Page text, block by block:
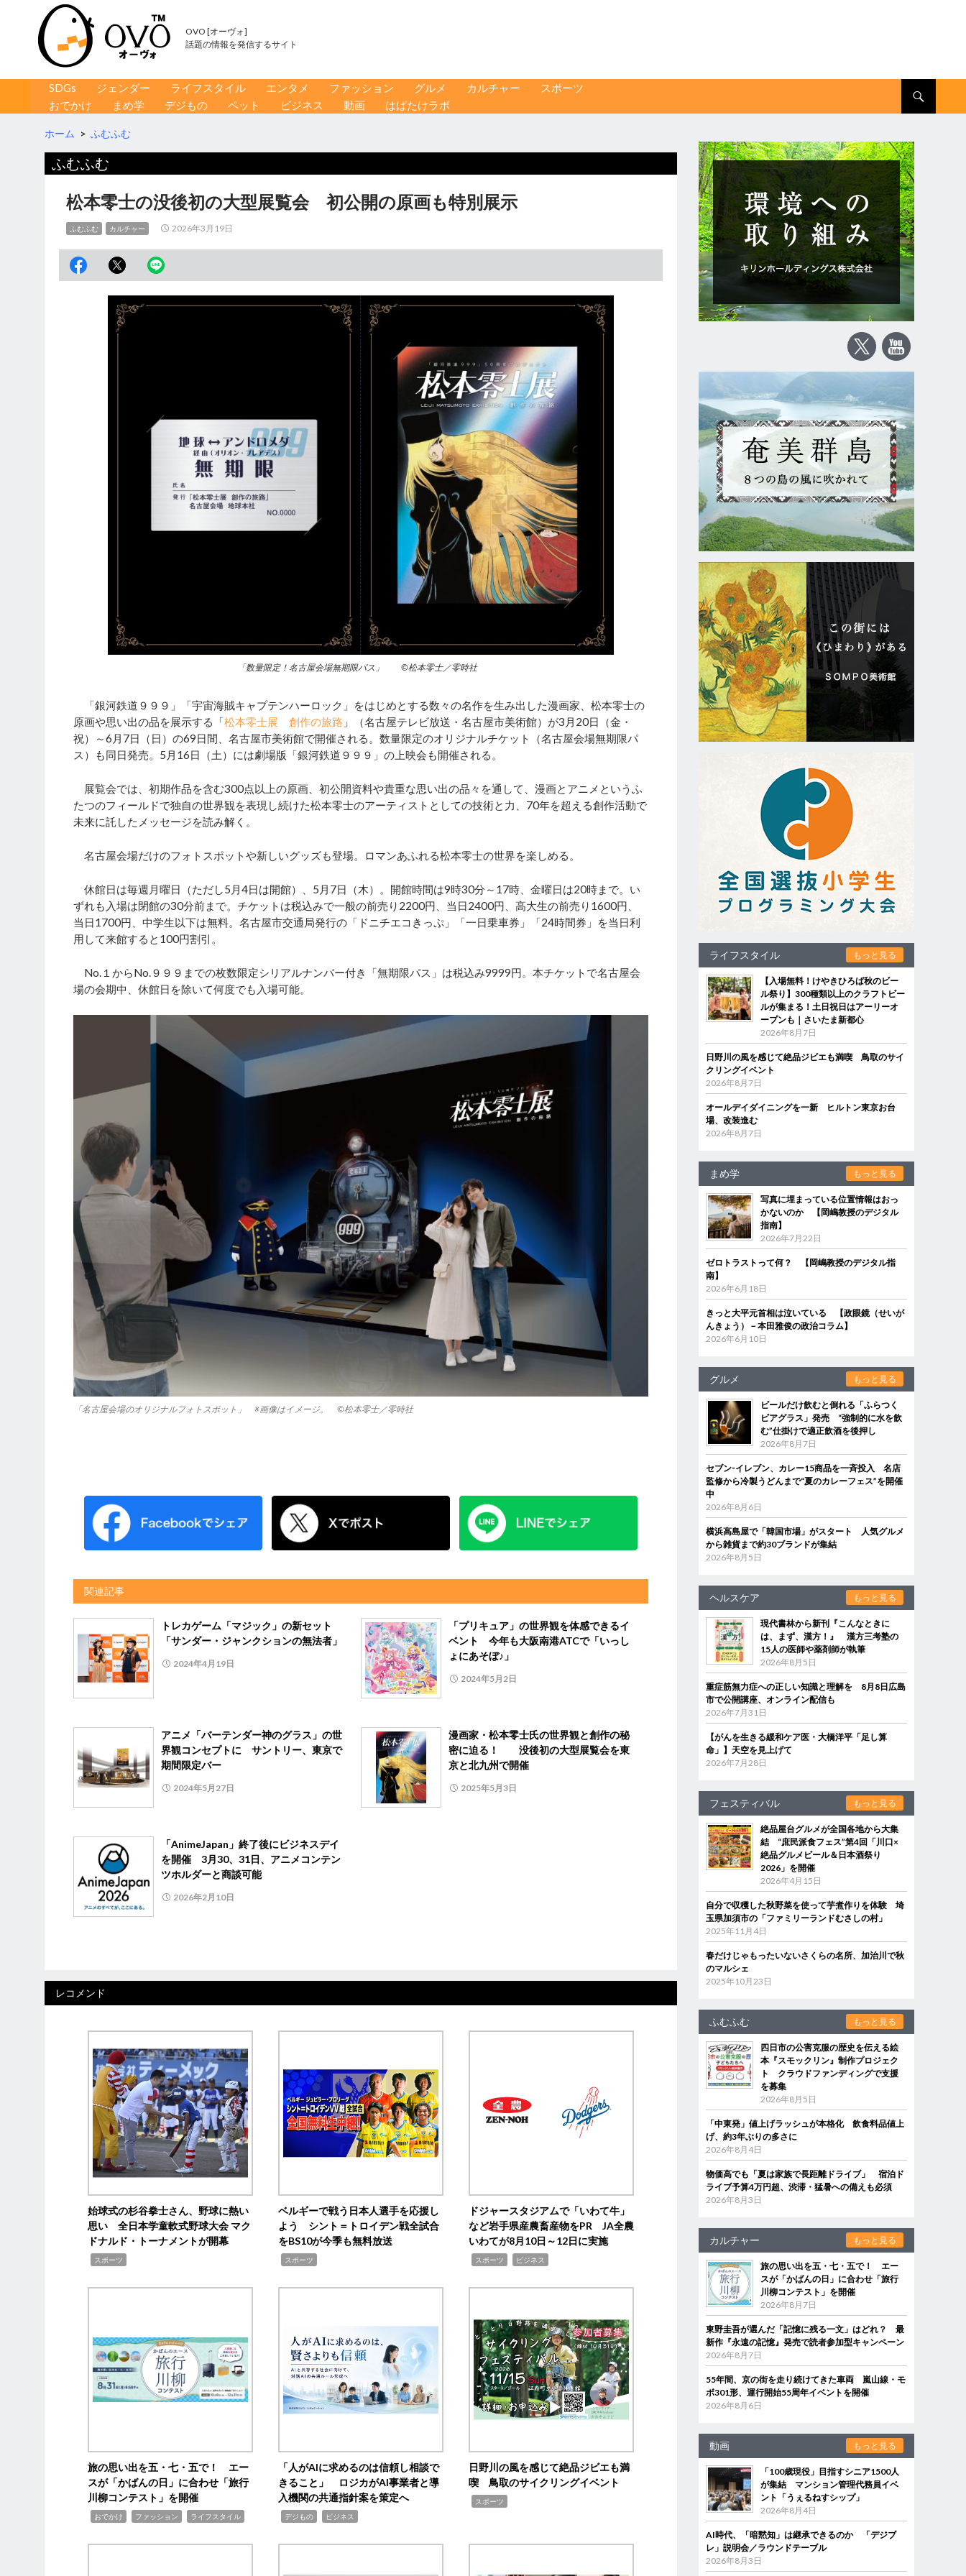
OVO [オーヴォ]
話題の情報を発信するサイト
コンテンツへ移動
SDGs ジェンダー ライフスタイル エンタメ ファッション グルメ カルチャー
スポーツ
おでかけ
まめ学 デジもの ペット ビジネス 動画 はばたけラボ
ホーム > ふむふむ
ふむふむ
松本零士の没後初の大型展覧会 初公開の原画も特別展示
ふむふむ カルチャー 2026年3月19日
「数量限定！名古屋会場無期限パス」 ©松本零士／零時社
「銀河鉄道９９９」「宇宙海賊キャプテンハーロック」をはじめとする数々の名作を生み出した漫画家、松本零士の
原画や思い出の品を展示する「松本零士展 創作の旅路 」（名古屋テレビ放送・名古屋市美術館）が3月20日（金・
祝）～6月7日（日）の69日間、名古屋市美術館で開催される。数量限定のオリジナルチケット（名古屋会場無期限パ
ス）も同日発売。5月16日（土）には劇場版「銀河鉄道９９９」の上映会も開催される。
展覧会では、初期作品を含む300点以上の原画、初公開資料や貴重な思い出の品々を通して、漫画とアニメというふ
たつのフィールドで独自の世界観を表現し続けた松本零士のアーティストとしての技術と力、70年を超える創作活動で
未来に託したメッセージを読み解く。
名古屋会場だけのフォトスポットや新しいグッズも登場。ロマンあふれる松本零士の世界を楽しめる。
休館日は毎週月曜日（ただし5月4日は開館）、5月7日（木）。開館時間は9時30分～17時、金曜日は20時まで。い
ずれも入場は閉館の30分前まで。チケットは税込みで一般の前売り2200円、当日2400円、高大生の前売り1600円、
当日1700円、中学生以下は無料。名古屋市交通局発行の「ドニチエコきっぷ」「一日乗車券」「24時間券」を当日利
用して来館すると100円割引。
No.１からNo.９９９までの枚数限定シリアルナンバー付き「無期限パス」は税込み9999円。本チケットで名古屋会
場の会期中、休館日を除いて何度でも入場可能。
「名古屋会場のオリジナルフォトスポット」 ※画像はイメージ。 ©松本零士／零時社
関連記事
トレカゲーム「マジック」の新セット
「サンダー・ジャンクションの無法者」
2024年4月19日
「プリキュア」の世界観を体感できるイ
ベント 今年も大阪南港ATCで「いっし
ょにあそぼ♪」
2024年5月2日
アニメ「バーテンダー神のグラス」の世
界観コンセプトに サントリー、東京で
期間限定バー
2024年5月27日
漫画家・松本零士氏の世界観と創作の秘
密に迫る！ 没後初の大型展覧会を東
京と北九州で開催
2025年5月3日
「AnimeJapan」終了後にビジネスデイ
を開催 3月30、31日、アニメコンテン
ツホルダーと商談可能
2026年2月10日
レコメンド
始球式の杉谷拳士さん、野球に熱い
思い 全日本学童軟式野球大会 マク
ドナルド・トーナメントが開幕
スポーツ
ベルギーで戦う日本人選手を応援し
よう シント＝トロイデン戦全試合
をBS10が今季も無料放送
スポーツ
ドジャースタジアムで「いわて牛」
など岩手県産農畜産物をPR JA全農
いわてが8月10日～12日に実施
スポーツ ビジネス
旅の思い出を五・七・五で！ エー
スが「かばんの日」に合わせ「旅行
川柳コンテスト」を開催
おでかけ ファッション ライフスタイル
「人がAIに求めるのは信頼し相談で
きること」 ロジカがAI事業者と導
入機関の共通指針案を策定へ
デジもの ビジネス
日野川の風を感じて絶品ジビエも満
喫 鳥取のサイクリングイベント
スポーツ
ライフスタイル もっと見る
【入場無料！けやきひろば秋のビー
ル祭り】300種類以上のクラフトビー
ルが集まる！土日祝日はアーリーオ
ープンも｜さいたま新都心
2026年8月7日
日野川の風を感じて絶品ジビエも満喫 鳥取のサイ
クリングイベント
2026年8月7日
オールデイダイニングを一新 ヒルトン東京お台
場、改装進む
2026年8月7日
まめ学 もっと見る
写真に埋まっている位置情報はおっ
かないのか 【岡嶋教授のデジタル
指南】
2026年7月22日
ゼロトラストって何？ 【岡嶋教授のデジタル指
南】
2026年6月18日
きっと大平元首相は泣いている 【政眼鏡（せいが
んきょう）－本田雅俊の政治コラム】
2026年6月10日
グルメ もっと見る
ビールだけ飲むと倒れる「ふらつく
ビアグラス」発売 “強制的に水を飲
む”仕掛けで適正飲酒を後押し
2026年8月7日
セブン‐イレブン、カレー15商品を一斉投入 名店
監修から冷製うどんまで“夏のカレーフェス”を開催
中
2026年8月6日
横浜高島屋で「韓国市場」がスタート 人気グルメ
から雑貨まで約30ブランドが集結
2026年8月5日
ヘルスケア もっと見る
現代書林から新刊『こんなときに
は、まず、漢方！』 漢方三考塾の
15人の医師や薬剤師が執筆
2026年8月5日
重症筋無力症への正しい知識と理解を 8月8日広島
市で公開講座、オンライン配信も
2026年7月31日
【がんを生きる緩和ケア医・大橋洋平「足し算
命」】天空を見上げて
2026年7月28日
フェスティバル もっと見る
絶品屋台グルメが全国各地から大集
結 “庶民派食フェス”第4回「川口×
絶品グルメビール＆日本酒祭り
2026」を開催
2026年4月15日
自分で収穫した秋野菜を使って芋煮作りを体験 埼
玉県加須市の「ファミリーランドむさしの村」
2025年11月4日
春だけじゃもったいないさくらの名所、加治川で秋
のマルシェ
2025年10月23日
ふむふむ もっと見る
四日市の公害克服の歴史を伝える絵
本『スモックリン』制作プロジェク
ト クラウドファンディングで支援
を募集
2026年8月5日
「中東発」値上げラッシュが本格化 飲食料品値上
げ、約3年ぶりの多さに
2026年8月4日
物価高でも「夏は家族で長距離ドライブ」 宿泊ド
ライブ予算4万円超、渋滞・猛暑への備えも必須
2026年8月3日
カルチャー もっと見る
旅の思い出を五・七・五で！ エー
スが「かばんの日」に合わせ「旅行
川柳コンテスト」を開催
2026年8月7日
東野圭吾が選んだ「記憶に残る一文」はどれ？ 最
新作『永遠の記憶』発売で読者参加型キャンペーン
2026年8月7日
55年間、京の街を走り続けてきた車両 嵐山線・モ
ボ301形、運行開始55周年イベントを開催
2026年8月6日
動画 もっと見る
「100歳現役」目指すシニア1500人
が集結 マンション管理代務員イベ
ント「うぇるねすシップ」
2026年8月4日
AI時代、「暗黙知」は継承できるのか 「デジブ
レ」説明会／ラウンドテーブル
2026年8月3日